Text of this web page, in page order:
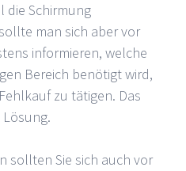
die Schirmung
man sich aber vor
informieren, welche
Bereich benötigt wird,
zu tätigen. Das
sollten Sie sich auch vor